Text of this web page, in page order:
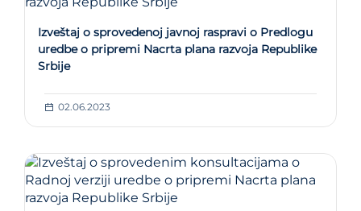
Izveštaj o sprovedenoj javnoj raspravi o Predlogu
uredbe o pripremi Nacrta plana razvoja Republike
Srbije
02.06.2023